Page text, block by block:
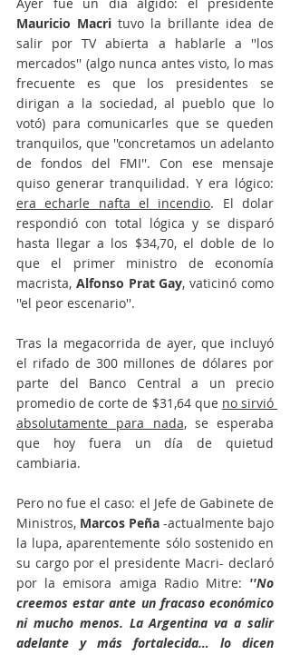
Mauricio Macri tuvo la brillante idea de
salir por TV abierta a hablarle a ''los
mercados'' (algo nunca antes visto, lo mas
frecuente es que los presidentes se
dirigan a la sociedad, al pueblo que lo
votó) para comunicarles que se queden
tranquilos, que ''concretamos un adelanto
de fondos del FMI''. Con ese mensaje
era echarle nafta el incendio. El dolar
respondió con total lógica y se disparó
hasta llegar a los $34,70, el doble de lo
que el primer ministro de economía
macrista, Alfonso Prat Gay, vaticinó como
''el peor escenario''.
Tras la megacorrida de ayer, que incluyó
el rifado de 300 millones de dólares por
parte del Banco Central a un precio
promedio de corte de $31,64 que no sirvió
absolutamente para nada, se esperaba
que hoy fuera un día de quietud
cambiaria.
Pero no fue el caso: el Jefe de Gabinete de
Ministros, Marcos Peña -actualmente bajo
la lupa, aparentemente sólo sostenido en
su cargo por el presidente Macri- declaró
por la emisora amiga Radio Mitre: ''No
creemos estar ante un fracaso económico
ni mucho menos. La Argentina va a salir
adelante y más fortalecida… lo dicen